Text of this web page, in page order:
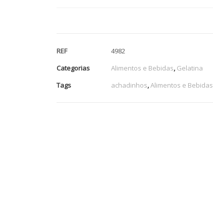
REF
4982
Categorias
Alimentos e Bebidas, Gelatina
Tags
achadinhos,Alimentos e Bebidas